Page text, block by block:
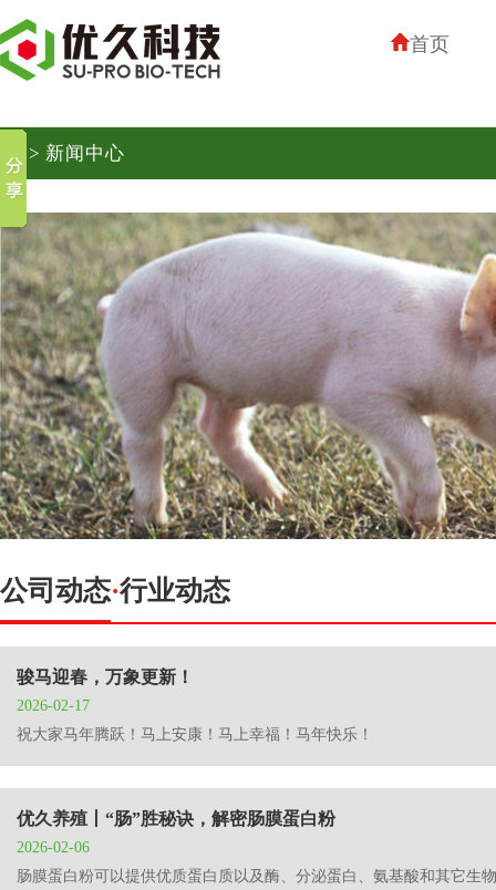
首页
> 新闻中心
公司动态·行业动态
骏马迎春，万象更新！
2026-02-17
祝大家马年腾跃！马上安康！马上幸福！马年快乐！
优久养殖丨“肠”胜秘诀，解密肠膜蛋白粉
2026-02-06
肠膜蛋白粉可以提供优质蛋白质以及酶、分泌蛋白、氨基酸和其它